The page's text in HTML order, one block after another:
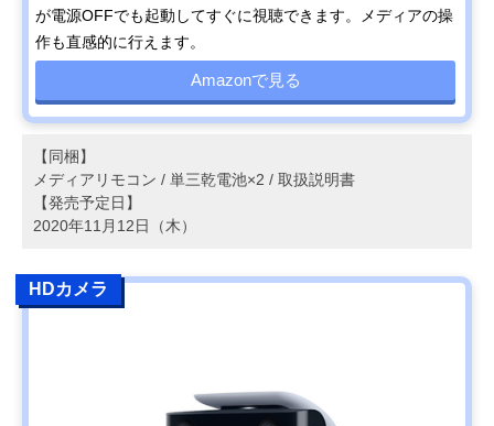
が電源OFFでも起動してすぐに視聴できます。メディアの操
作も直感的に行えます。
Amazonで見る
【同梱】
メディアリモコン / 単三乾電池×2 / 取扱説明書
【発売予定日】
2020年11月12日（木）
HDカメラ